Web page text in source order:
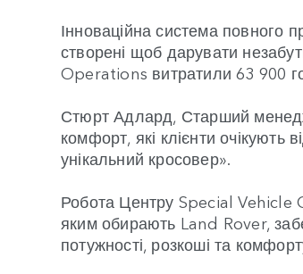
Інноваційна система повного
створені щоб дарувати
Operations витратили 63 900
Стюрт Адлард, Старший
комфорт, які клієнти
унікальний кросовер».
Робота Центру Special Vehicle
яким обирають Land Rover,
потужності, розкоші та